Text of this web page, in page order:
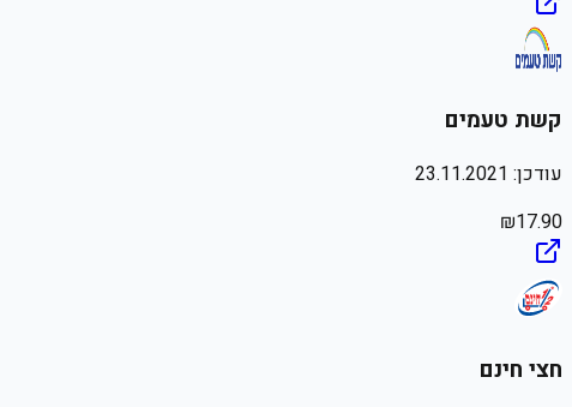
קשת טעמים
עודכן: 23.11.2021
₪17.90
חצי חינם